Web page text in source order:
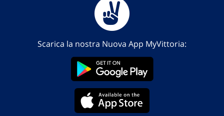
Scarica la nostra Nuova App MyVittoria: